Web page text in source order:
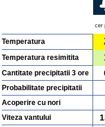
cer
Temperatura
Temperatura resimitita
Cantitate precipitatii 3 ore
Probabilitate precipitatii
Acoperire cu nori
Viteza vantului